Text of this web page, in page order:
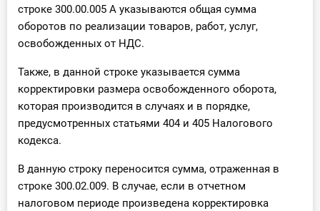
строке 300.00.005 А указываются общая сумма
оборотов по реализации товаров, работ, услуг,
освобожденных от НДС.
Также, в данной строке указывается сумма
корректировки размера освобожденного оборота,
которая производится в случаях и в порядке,
предусмотренных статьями 404 и 405 Налогового
кодекса.
В данную строку переносится сумма, отраженная в
строке 300.02.009. В случае, если в отчетном
налоговом периоде произведена корректировка